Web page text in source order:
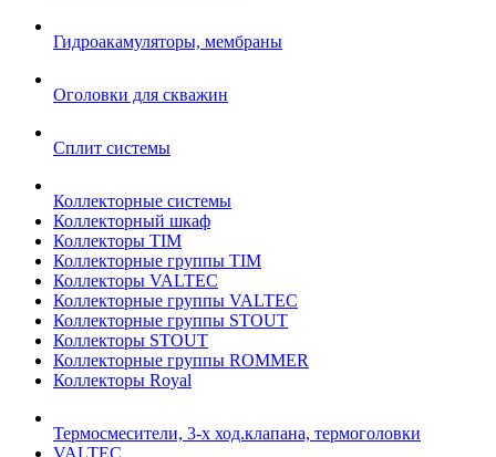
Гидроакамуляторы, мембраны
Оголовки для скважин
Сплит системы
Коллекторные системы
Коллекторный шкаф
Коллекторы TIM
Коллекторные группы TIM
Коллекторы VALTEC
Коллекторные группы VALTEC
Коллекторные группы STOUT
Коллекторы STOUT
Коллекторные группы ROMMER
Коллекторы Royal
Термосмесители, 3-х ход.клапана, термоголовки